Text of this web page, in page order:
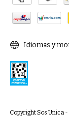
Idiomas y
Copyright Sos Unica